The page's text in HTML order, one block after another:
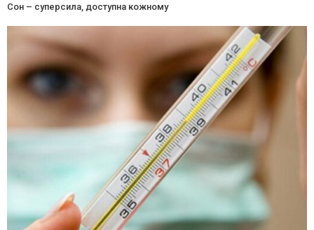
Сон – суперсила, доступна кожному